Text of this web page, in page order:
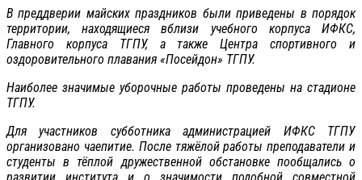
В преддверии майских праздников были приведены в порядок
территории, находящиеся вблизи учебного корпуса ИФКС,
Главного корпуса ТГПУ, а также Центра спортивного и
оздоровительного плавания «Посейдон» ТГПУ.
Наиболее значимые уборочные работы проведены на стадионе
ТГПУ.
Для участников субботника администрацией ИФКС ТГПУ
организовано чаепитие. После тяжёлой работы преподаватели и
студенты в тёплой дружественной обстановке пообщались о